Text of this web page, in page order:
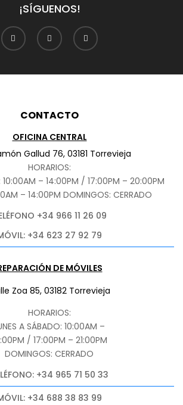
¡SÍGUENOS!
CONTACTO
OFICINA CENTRAL
Gallud 76, 03181 Torrevieja
HORARIOS:
10:00AM – 14:00PM / 17:00PM – 20:00PM
– 14:00PM DOMINGOS: CERRADO
+34 966 11 26 09
+34 623 27 92 79
DE MÓVILES
Zoa 85, 03182 Torrevieja
HORARIOS:
A SÁBADO: 10:00AM –
/ 17:00PM – 21:00PM
DOMINGOS: CERRADO
+34 965 71 50 33
+34 688 38 83 99